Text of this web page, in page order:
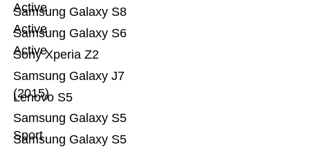
Samsung Galaxy S5
Samsung Galaxy S5
Sport
Lenovo S5
Samsung Galaxy J7
(2015)
Sony Xperia Z2
Samsung Galaxy S6
Active
Samsung Galaxy S8
Active
Active